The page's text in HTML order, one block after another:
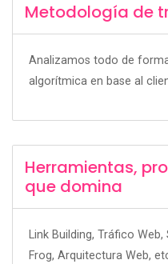
Metodología de
Analizamos todo de
algorítmica en base al
Herramientas,
que domina
Link Building, Tráfico
Frog, Arquitectura Web,